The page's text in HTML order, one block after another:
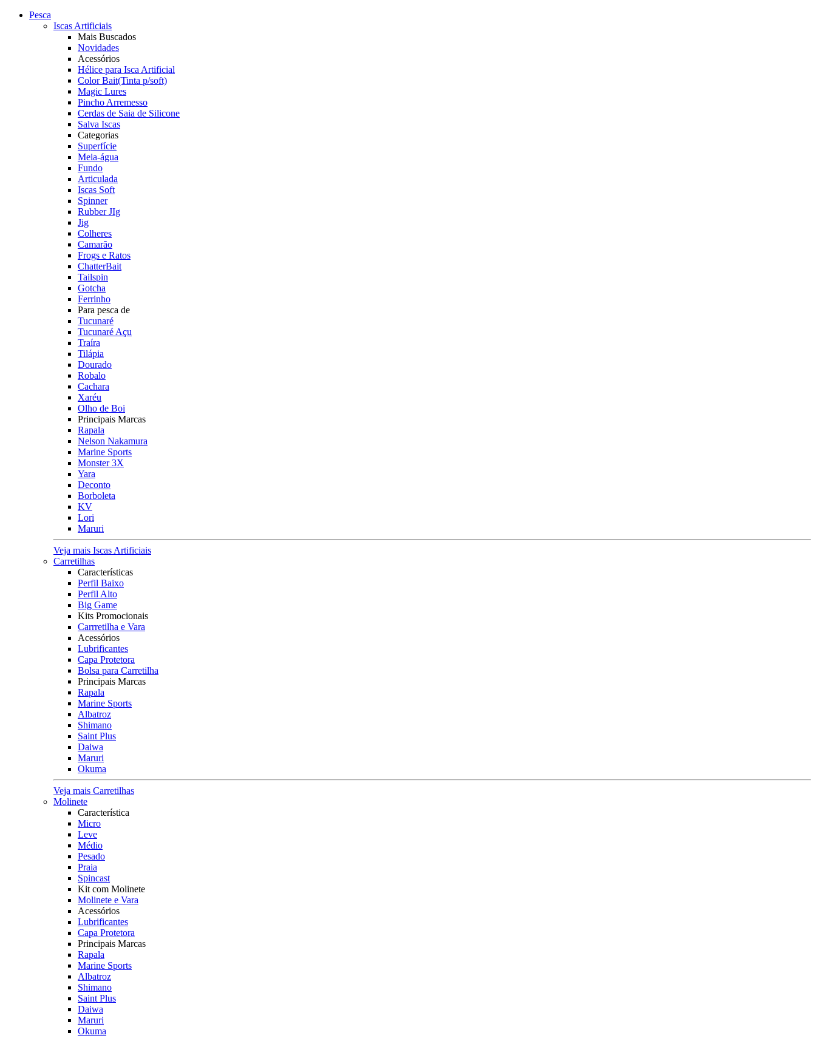
Pesca
Iscas Artificiais
Mais Buscados
Novidades
Acessórios
Hélice para Isca Artificial
Color Bait(Tinta p/soft)
Magic Lures
Pincho Arremesso
Cerdas de Saia de Silicone
Salva Iscas
Categorias
Superfície
Meia-água
Fundo
Articulada
Iscas Soft
Spinner
Rubber JIg
Jig
Colheres
Camarão
Frogs e Ratos
ChatterBait
Tailspin
Gotcha
Ferrinho
Para pesca de
Tucunaré
Tucunaré Açu
Traíra
Tilápia
Dourado
Robalo
Cachara
Xaréu
Olho de Boi
Principais Marcas
Rapala
Nelson Nakamura
Marine Sports
Monster 3X
Yara
Deconto
Borboleta
KV
Lori
Maruri
Veja mais Iscas Artificiais
Carretilhas
Características
Perfil Baixo
Perfil Alto
Big Game
Kits Promocionais
Carrretilha e Vara
Acessórios
Lubrificantes
Capa Protetora
Bolsa para Carretilha
Principais Marcas
Rapala
Marine Sports
Albatroz
Shimano
Saint Plus
Daiwa
Maruri
Okuma
Veja mais Carretilhas
Molinete
Característica
Micro
Leve
Médio
Pesado
Praia
Spincast
Kit com Molinete
Molinete e Vara
Acessórios
Lubrificantes
Capa Protetora
Principais Marcas
Rapala
Marine Sports
Albatroz
Shimano
Saint Plus
Daiwa
Maruri
Okuma